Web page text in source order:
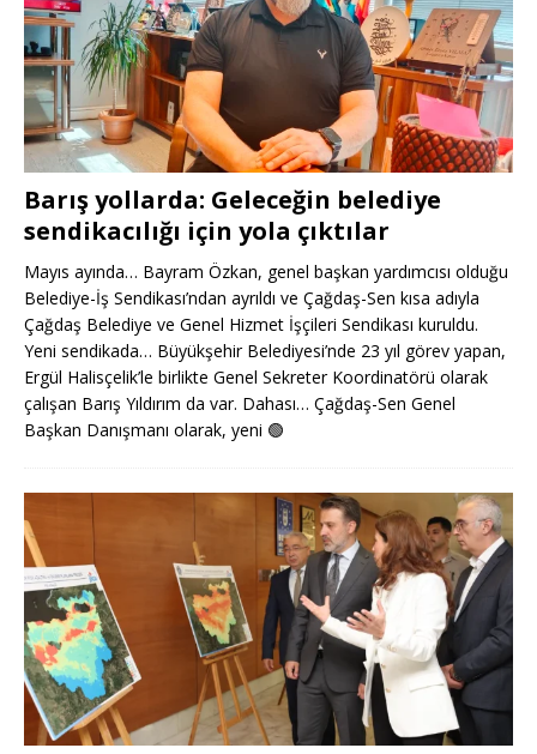
Barış yollarda: Geleceğin belediye
sendikacılığı için yola çıktılar
Mayıs ayında… Bayram Özkan, genel başkan yardımcısı olduğu
Belediye-İş Sendikası’ndan ayrıldı ve Çağdaş-Sen kısa adıyla
Çağdaş Belediye ve Genel Hizmet İşçileri Sendikası kuruldu.
Yeni sendikada… Büyükşehir Belediyesi’nde 23 yıl görev yapan,
Ergül Halisçelik’le birlikte Genel Sekreter Koordinatörü olarak
çalışan Barış Yıldırım da var. Dahası… Çağdaş-Sen Genel
Başkan Danışmanı olarak, yeni 🟢